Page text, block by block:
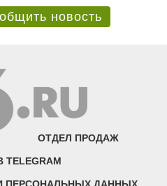
новость
ОТДЕЛ ПРОДАЖ